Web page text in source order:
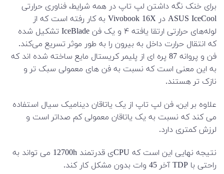
برای خنک نگه داشتن لپ تاپ در همه شرایط، فناوری حرارتی
ASUS IceCool در Vivobook 16X به کار رفته است که از
لوله‌های حرارتی ارتقا یافته ۴ و یک فن IceBlade تشکیل شده
که انتقال حرارت داخل به بیرون را به طور موثر تسریع می‌کند.
فن و پروانه 87 پره ای از پلیمر کریستال مایع ساخته شده اند که
به این معنی است که نسبت به فن های معمولی سبک تر و
نازک تر هستند.
علاوه بر این، فن لپ تاپ از یک یاتاقان دینامیک سیال استفاده
می کند که نسبت به یک یاتاقان معمولی کم صداتر است و
لرزش کمتری دارد.
نتیجه نهایی این است که CPUی قدرتمند 12700h می تواند به
راحتی با TDP آخر 45 وات بدون مشکل کار کند.